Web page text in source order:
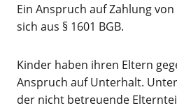
Ein Anspruch auf Zahlung
sich aus § 1601 BGB.
Kinder haben ihren Eltern
Anspruch auf Unterhalt.
der nicht betreuende